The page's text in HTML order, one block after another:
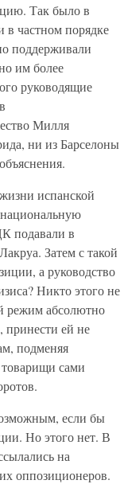
Так было в
в частном порядке
поддерживали
им более
руководящие
Милля
ни из Барселоны
испанской
подавали в
Затем с такой
а руководство
Никто этого не
режим абсолютно
ей не
подменяя
сами
если бы
Но этого нет. В
на
оппозиционеров.